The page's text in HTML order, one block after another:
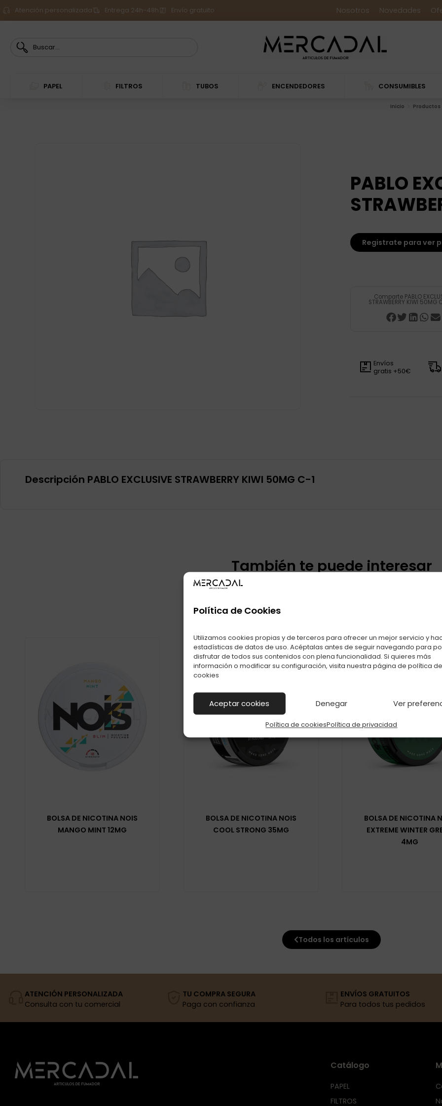
Política de Cookies
Utilizamos cookies propias y de terceros para ofrecer un mejor servicio y
estadísticas de datos de uso. Acéptalas antes de seguir navegando para
disfrutar de todos sus contenidos con plena funcionalidad. Si quieres más
información o modificar su configuración, visita nuestra página de política de
cookies
Aceptar cookies Denegar Ver
Política de cookiesPolítica de privacidad
Atención personalizada Entrega 24h-48h Envío gratuito Nosotros Novedades
PAPEL FILTROS TUBOS ENCENDEDORES CONSUMIBLES
Inicio Productos
PABLO
Registrate para ver
Comparte PABLO
STRAWBERRY KIWI 50MG
Envíos
gratis +50€
Descripción PABLO EXCLUSIVE STRAWBERRY KIWI 50MG C-1
También te puede interesar
Productos relacionados con PABLO EXCLUSIVE STRAWBERRY KIWI
BOLSA DE NICOTINA NOIS
MANGO MINT 12MG
BOLSA DE NICOTINA NOIS
COOL STRONG 35MG
BOLSA DE NICOTINA
EXTREME WINTER
4MG
Todos los artículos
ATENCIÓN PERSONALIZADA
Consulta con tu comercial
TU COMPRA SEGURA
Paga con confianza
ENVÍOS GRATUITOS
Para todos tus pedidos
Catálogo
PAPEL
FILTROS